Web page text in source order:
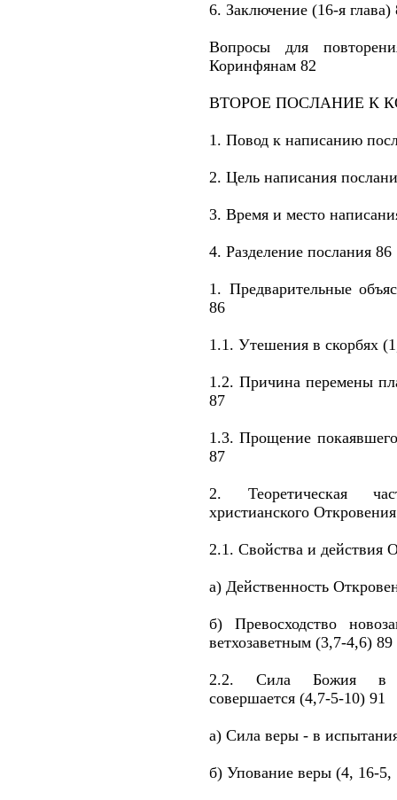
6. Заключение (16-я глава)
Вопросы для
Коринфянам 82
ВТОРОЕ ПОСЛАНИЕ К
1. Повод к написанию
2. Цель написания
3. Время и место
4. Разделение послания 86
1. Предварительные
86
1.1. Утешения в скорбях
1.2. Причина перемены
87
1.3. Прощение
87
2. Теоретическая
христианского
2.1. Свойства и действия
а) Действенность
б) Превосходство
ветхозаветным (3,7-4,6) 89
2.2. Сила Божия в
совершается (4,7-5-10) 91
а) Сила веры - в
б) Упование веры (4, 16-5,